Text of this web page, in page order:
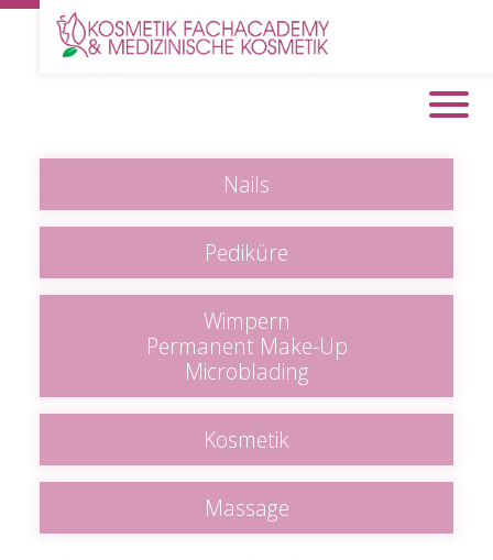
Nails
Pediküre
Wimpern
Permanent Make-Up
Microblading
Kosmetik
Massage